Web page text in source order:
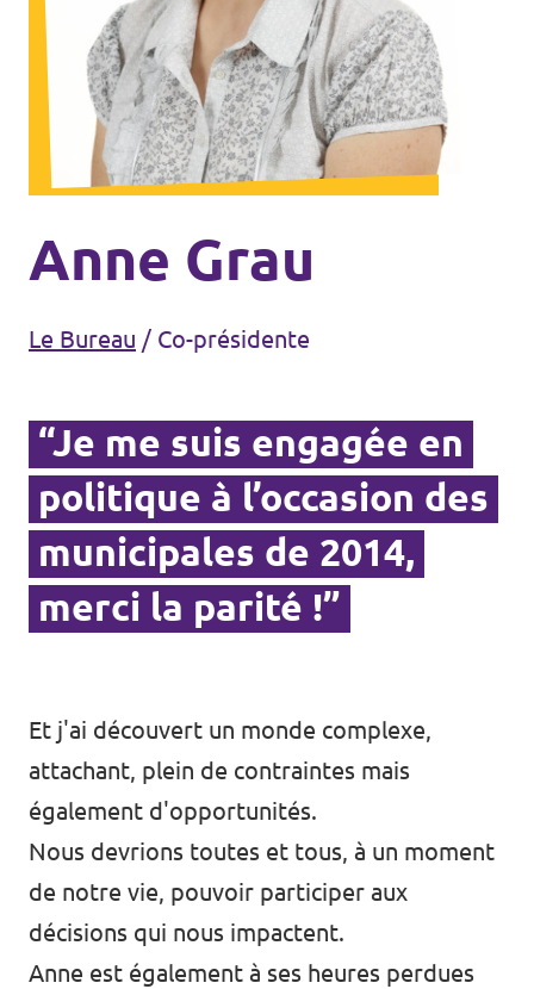
Agenda
Volt FALC
Donner
Adhérer
Anne Grau
Le Bureau / Co-présidente
“Je me suis engagée en
politique à l’occasion des
municipales de 2014,
merci la parité !”
Et j'ai découvert un monde complexe,
attachant, plein de contraintes mais
également d'opportunités.
Nous devrions toutes et tous, à un moment
de notre vie, pouvoir participer aux
décisions qui nous impactent.
Anne est également à ses heures perdues